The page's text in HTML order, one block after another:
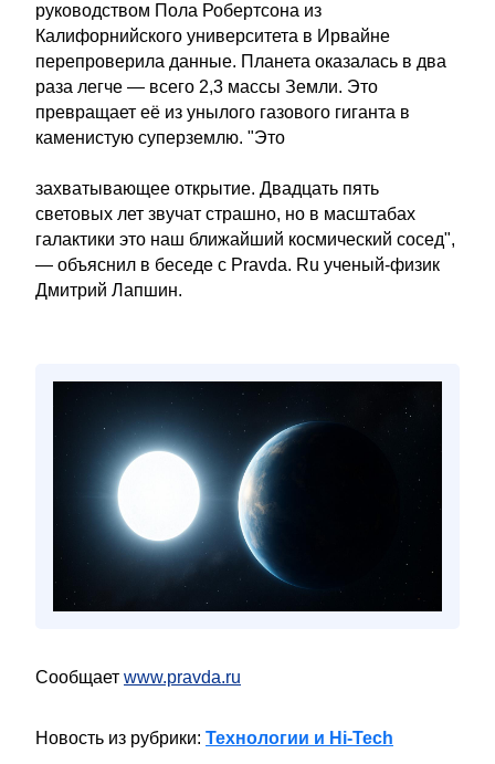
руководством Пола Робертсона из
Калифорнийского университета в Ирвайне
перепроверила данные. Планета оказалась в два
раза легче — всего 2,3 массы Земли. Это
превращает её из унылого газового гиганта в
каменистую суперземлю. "Это
захватывающее открытие. Двадцать пять
световых лет звучат страшно, но в масштабах
галактики это наш ближайший космический сосед",
— объяснил в беседе с Pravda. Ru ученый-физик
Дмитрий Лапшин.
Сообщает www.pravda.ru
Новость из рубрики: Технологии и Hi-Tech